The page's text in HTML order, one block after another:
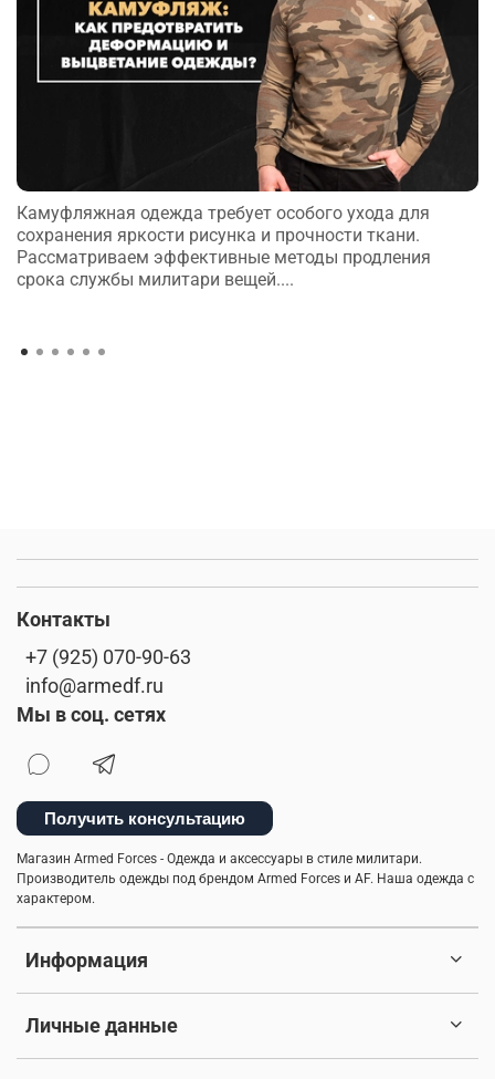
Камуфляжная одежда требует особого ухода для
сохранения яркости рисунка и прочности ткани.
Рассматриваем эффективные методы продления
срока службы милитари вещей....
Информация
Личные данные
Контакты
+7 (925) 070-90-63
info@armedf.ru
Мы в соц. сетях
Получить консультацию
Магазин Armed Forces - Одежда и аксессуары в стиле милитари.
Производитель одежды под брендом Armed Forces и AF. Наша одежда с
характером.